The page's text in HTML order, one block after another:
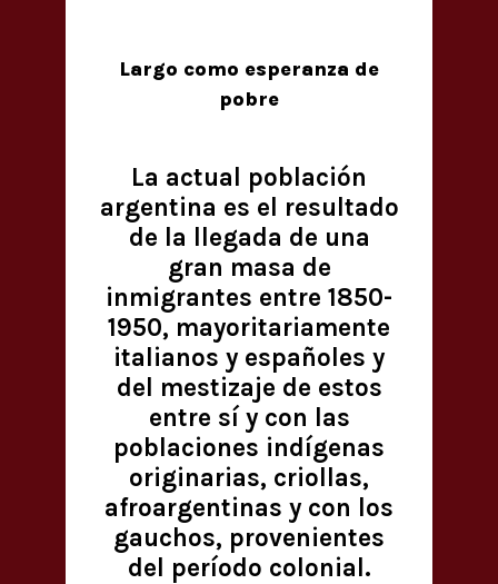
Largo como esperanza de
pobre
La actual población
argentina es el resultado
de la llegada de una
gran masa de
inmigrantes entre 1850-
1950, mayoritariamente
italianos y españoles y
del mestizaje de estos
entre sí y con las
poblaciones indígenas
originarias, criollas,
afroargentinas y con los
gauchos, provenientes
del período colonial.